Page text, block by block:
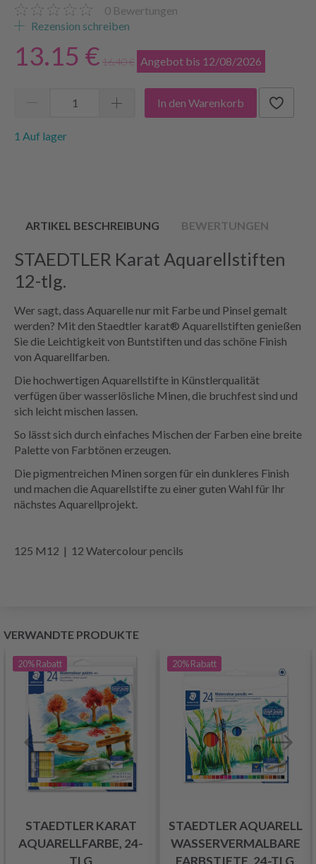
0 Bewertungen
Rezension schreiben
13.15 € 16.40 € Angebot bis 12/08/2026
In den Warenkorb
1 Auf lager
ARTIKEL BESCHREIBUNG BEWERTUNGEN
STAEDTLER Karat Aquarellstiften
12-tlg.
Wer sagt, dass Aquarelle nur mit Farbe und Pinsel gemalt
werden? Mit den Staedtler karat® Aquarellstiften genießen
Sie die Leichtigkeit von Buntstiften und das schöne Finish
von Aquarellfarben.
Die hochwertigen Aquarellstifte in Künstlerqualität
verfügen über wasserlösliche Minen, die bruchfest sind und
sich leicht mischen lassen.
So lässt sich durch einfaches Mischen der Farben eine breite
Palette von Farbtönen erzeugen.
Die pigmentreichen Minen sorgen für ein dunkleres Finish
und machen die Aquarellstifte zu einer guten Wahl für Ihr
nächstes Aquarellprojekt.
125 M12 | 12 Watercolour pencils
VERWANDTE PRODUKTE
20%Rabatt
STAEDTLER KARAT
AQUARELLFARBE, 24-
TLG
20%Rabatt
STAEDTLER AQUARELL
WASSERVERMALBARE
FARBSTIFTE, 24-TLG